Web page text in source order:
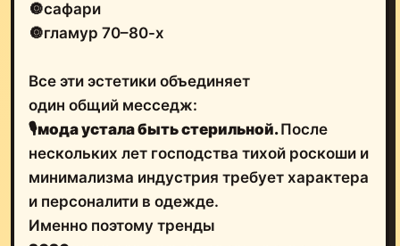
🔘сафари
🔘гламур 70–80-х
Все эти эстетики объединяет
один общий месседж:
🎙мода устала быть стерильной.После
нескольких лет господства тихой роскоши и
минимализма индустрия требует характера
и персоналити в одежде.
Именно поэтому тренды